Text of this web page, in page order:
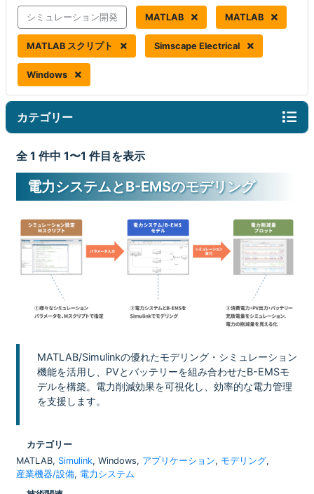
シミュレーション開発 MATLAB MATLAB
MATLAB スクリプト Simscape Electrical
Windows
カテゴリー
全 1 件中 1〜1 件目を表示
電力システムとB-EMSのモデリング
MATLAB/Simulinkの優れたモデリング・シミュレーション
機能を活用し、PVとバッテリーを組み合わせたB-EMSモ
デルを構築。電力削減効果を可視化し、効率的な電力管理
を支援します。
カテゴリー
MATLAB, Simulink, Windows, アプリケーション, モデリング,
産業機器/設備, 電力システム